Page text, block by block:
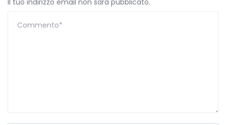
Il tuo indirizzo email non sarà pubblicato.